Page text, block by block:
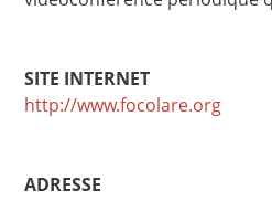
SITE INTERNET
http://www.focolare.org
ADRESSE